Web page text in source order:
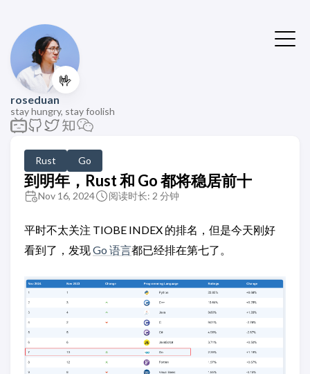
🤟
roseduan
stay hungry, stay foolish
Rust Go
到明年，Rust 和 Go 都将稳居前十
Nov 16, 2024 阅读时长: 2 分钟
平时不太关注 TIOBE INDEX 的排名，但是今天刚好
看到了，发现Go 语言都已经排在第七了。